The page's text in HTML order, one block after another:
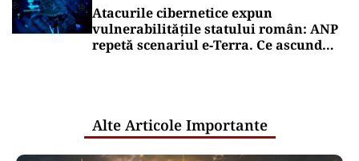
Atacurile cibernetice expun
vulnerabilitățile statului român: ANP
repetă scenariul e‑Terra. Ce ascund
Alte Articole Importante